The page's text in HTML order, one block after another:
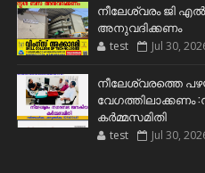
നീലേശ്വരം ജി
അനുവദിക്കണം
test Jul 30,
നീലേശ്വരത്തെ
വേഗത്തിലാക്കണം
കർമ്മസമിതി
test Jul 30,